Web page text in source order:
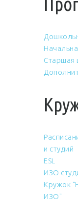
Старшая
и студий
ESL
ИЗО
Кружок
ИЗО"